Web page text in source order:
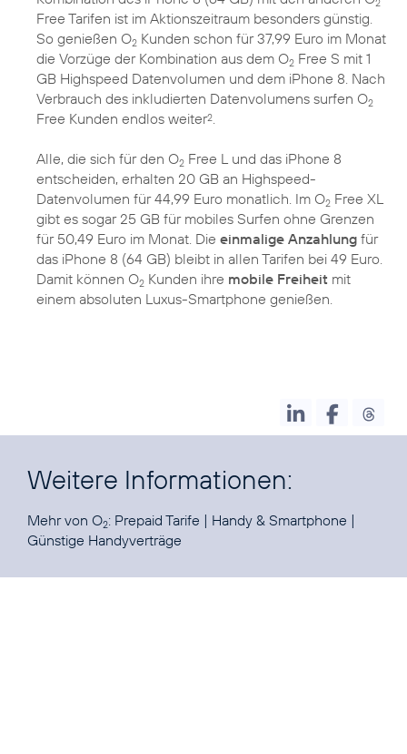
Free Tarifen ist im Aktionszeitraum besonders günstig.
So genießen O2 Kunden schon für 37,99 Euro im Monat
die Vorzüge der Kombination aus dem O2 Free S mit 1
GB Highspeed Datenvolumen und dem iPhone 8. Nach
Verbrauch des inkludierten Datenvolumens surfen O2
Free Kunden endlos weiter2
Alle, die sich für den O2 Free L und das iPhone 8
entscheiden, erhalten 20 GB an Highspeed-
Datenvolumen für 44,99 Euro monatlich. Im O2 Free XL
gibt es sogar 25 GB für mobiles Surfen ohne Grenzen
für 50,49 Euro im Monat. Die einmalige Anzahlung für
das iPhone 8 (64 GB) bleibt in allen Tarifen bei 49 Euro.
Damit können O2 Kunden ihre mobile Freiheit mit
einem absoluten Luxus-Smartphone genießen.
Weitere Informationen:
Mehr von O2: Prepaid Tarife | Handy & Smartphone |
Günstige Handyverträge